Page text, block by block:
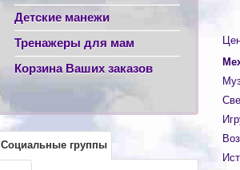
Детские манежи
Тренажеры для мам
Корзина Ваших заказов
Социальные группы